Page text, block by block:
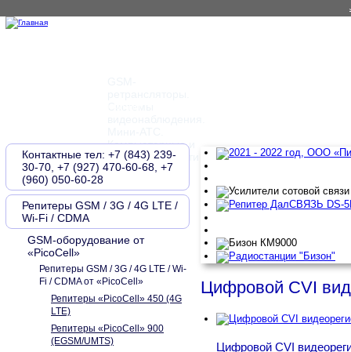
Компьютерные и
телефонные сети
Цифровой CVI
Цифровой CVI
Контактные тел: +7 (843) 239-
30-70, +7 (927) 470-60-68, +7
(960) 050-60-28
Репитеры GSM / 3G / 4G LTE /
Wi-Fi / CDMA
GSM-оборудование от
«PicoCell»
Репитеры GSM / 3G / 4G LTE / Wi-
Fi / CDMA от «PicoCell»
Репитеры «PicoCell» 450 (4G
LTE)
Репитеры «PicoCell» 900
(EGSM/UMTS)